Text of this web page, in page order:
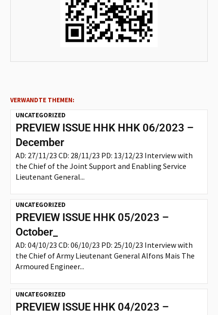
VERWANDTE THEMEN:
UNCATEGORIZED
PREVIEW ISSUE HHK HHK 06/2023 –
December
AD: 27/11/23 CD: 28/11/23 PD: 13/12/23 Interview with
the Chief of the Joint Support and Enabling Service
Lieutenant General...
UNCATEGORIZED
PREVIEW ISSUE HHK 05/2023 –
October_
AD: 04/10/23 CD: 06/10/23 PD: 25/10/23 Interview with
the Chief of Army Lieutenant General Alfons Mais The
Armoured Engineer...
UNCATEGORIZED
PREVIEW ISSUE HHK 04/2023 –